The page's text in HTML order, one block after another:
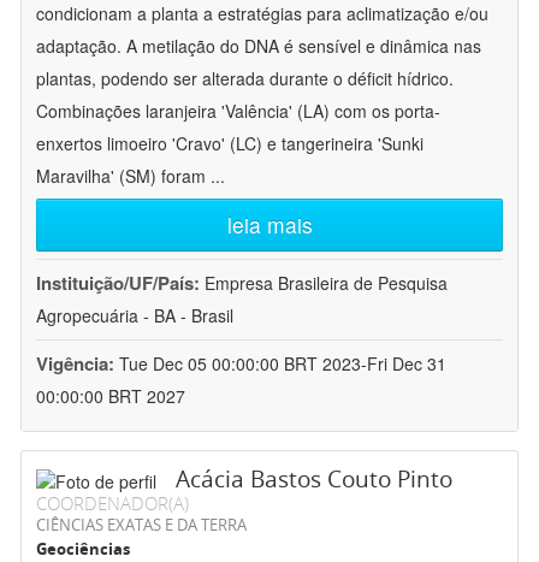
condicionam a planta a estratégias para aclimatização e/ou
adaptação. A metilação do DNA é sensível e dinâmica nas
plantas, podendo ser alterada durante o déficit hídrico.
Combinações laranjeira 'Valência' (LA) com os porta-
enxertos limoeiro 'Cravo' (LC) e tangerineira 'Sunki
Maravilha' (SM) foram ...
leia mais
Instituição/UF/País: Empresa Brasileira de Pesquisa
Agropecuária - BA - Brasil
Vigência: Tue Dec 05 00:00:00 BRT 2023-Fri Dec 31
00:00:00 BRT 2027
Acácia Bastos Couto Pinto
COORDENADOR(A)
CIÊNCIAS EXATAS E DA TERRA
Geociências